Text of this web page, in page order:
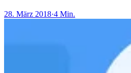
28. März 2018·4 Min.